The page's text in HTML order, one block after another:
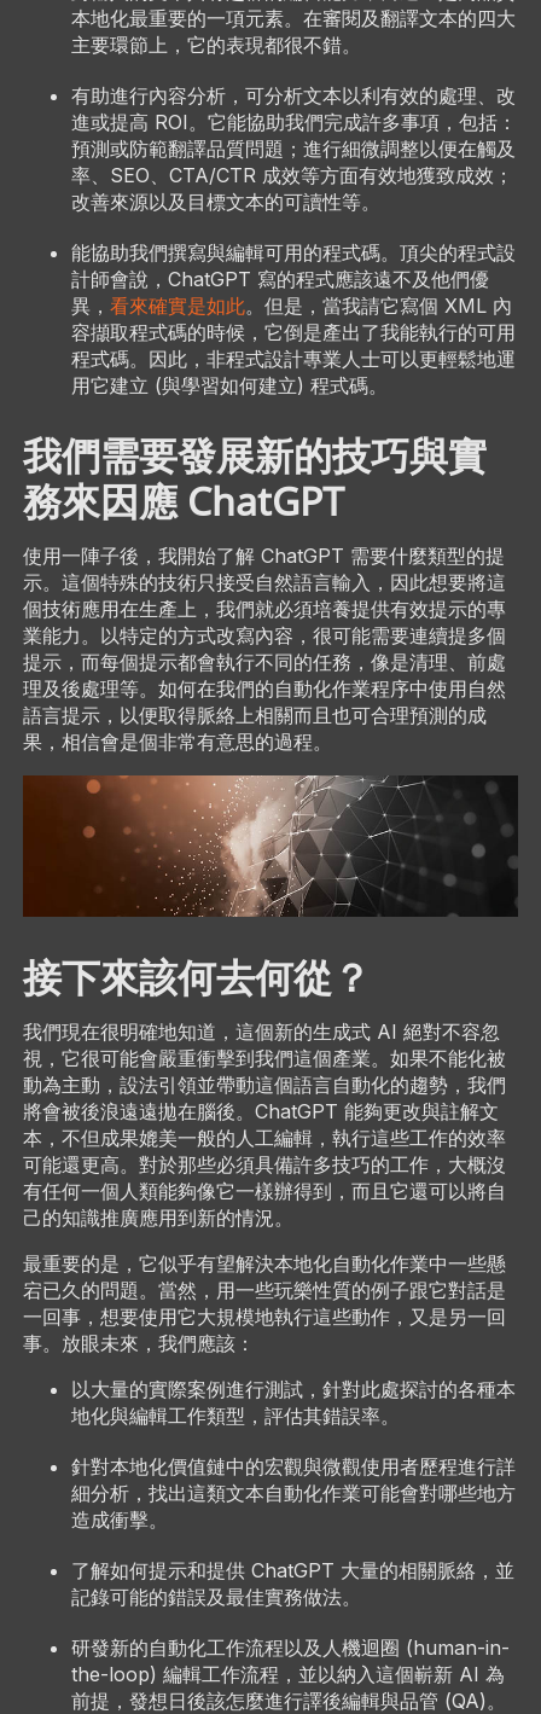
本地化最重要的一項元素。在審閱及翻譯文本的四大
主要環節上，它的表現都很不錯。
有助進行內容分析，可分析文本以利有效的處理、改
進或提高 ROI。它能協助我們完成許多事項，包括：
預測或防範翻譯品質問題；進行細微調整以便在觸及
率、SEO、CTA/CTR 成效等方面有效地獲致成效；
改善來源以及目標文本的可讀性等。
能協助我們撰寫與編輯可用的程式碼。頂尖的程式設
計師會說，ChatGPT 寫的程式應該遠不及他們優
異， 看來確實是如此。但是，當我請它寫個 XML 內
容擷取程式碼的時候，它倒是產出了我能執行的可用
程式碼。因此，非程式設計專業人士可以更輕鬆地運
用它建立 (與學習如何建立) 程式碼。
我們需要發展新的技巧與實
務來因應 ChatGPT
使用一陣子後，我開始了解 ChatGPT 需要什麼類型的提
示。這個特殊的技術只接受自然語言輸入，因此想要將這
個技術應用在生產上，我們就必須培養提供有效提示的專
業能力。以特定的方式改寫內容，很可能需要連續提多個
提示，而每個提示都會執行不同的任務，像是清理、前處
理及後處理等。如何在我們的自動化作業程序中使用自然
語言提示，以便取得脈絡上相關而且也可合理預測的成
果，相信會是個非常有意思的過程。
接下來該何去何從？
我們現在很明確地知道，這個新的生成式 AI 絕對不容忽
視，它很可能會嚴重衝擊到我們這個產業。如果不能化被
動為主動，設法引領並帶動這個語言自動化的趨勢，我們
將會被後浪遠遠拋在腦後。ChatGPT 能夠更改與註解文
本，不但成果媲美一般的人工編輯，執行這些工作的效率
可能還更高。對於那些必須具備許多技巧的工作，大概沒
有任何一個人類能夠像它一樣辦得到，而且它還可以將自
己的知識推廣應用到新的情況。
最重要的是，它似乎有望解決本地化自動化作業中一些懸
宕已久的問題。當然，用一些玩樂性質的例子跟它對話是
一回事，想要使用它大規模地執行這些動作，又是另一回
事。放眼未來，我們應該：
以大量的實際案例進行測試，針對此處探討的各種本
地化與編輯工作類型，評估其錯誤率。
針對本地化價值鏈中的宏觀與微觀使用者歷程進行詳
細分析，找出這類文本自動化作業可能會對哪些地方
造成衝擊。
了解如何提示和提供 ChatGPT 大量的相關脈絡，並
記錄可能的錯誤及最佳實務做法。
研發新的自動化工作流程以及人機迴圈 (human-in-
the-loop) 編輯工作流程，並以納入這個嶄新 AI 為
前提，發想日後該怎麼進行譯後編輯與品管 (QA)。